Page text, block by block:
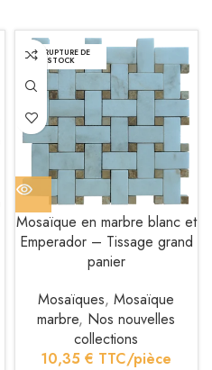
EN RUPTURE DE
STOCK
Mosaïque en marbre blanc et
Emperador – Tissage grand
panier
Mosaïques,Mosaïque
marbre, Nos nouvelles
collections
10,35€ TTC/pièce